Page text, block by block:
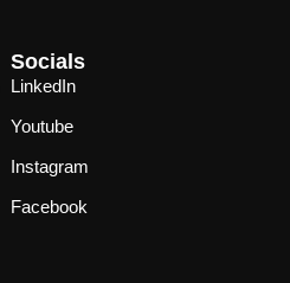
Socials
LinkedIn
Youtube
Instagram
Facebook